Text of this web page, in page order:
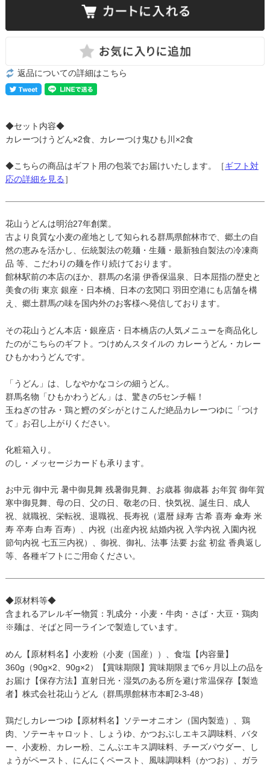
返品についての詳細はこちら
◆セット内容◆
カレーつけうどん×2食、カレーつけ鬼ひも川×2食
◆こちらの商品はギフト用の包装でお届けいたします。［ギフト対
応の詳細を見る ］
花山うどんは明治27年創業。
古より良質な小麦の産地として知られる群馬県館林市で、郷土の自
然の恵みを活かし、伝統製法の乾麺・生麺・最新独自製法の冷凍商
品 等、こだわりの麺を作り続けております。
館林駅前の本店のほか、群馬の名湯 伊香保温泉、日本屈指の歴史と
美食の街 東京 銀座・日本橋、日本の玄関口 羽田空港にも店舗を構
え、郷土群馬の味を国内外のお客様へ発信しております。
その花山うどん本店・銀座店・日本橋店の人気メニューを商品化し
たのがこちらのギフト。つけめんスタイルの カレーうどん・カレー
ひもかわうどんです。
「うどん」は、しなやかなコシの細うどん。
群馬名物「ひもかわうどん」は、驚きの5センチ幅！
玉ねぎの甘み・鶏と鰹のダシがとけこんだ絶品カレーつゆに「つけ
て」お召し上がりください。
化粧箱入り。
のし・メッセージカードも承ります。
お中元 御中元 暑中御見舞 残暑御見舞、お歳暮 御歳暮 お年賀 御年賀
寒中御見舞、母の日、父の日、敬老の日、快気祝、誕生日、成人
祝、就職祝、栄転祝、退職祝、長寿祝（還暦 緑寿 古希 喜寿 傘寿 米
寿 卒寿 白寿 百寿）、内祝（出産内祝 結婚内祝 入学内祝 入園内祝
節句内祝 七五三内祝）、御祝、御礼、法事 法要 お盆 初盆 香典返し
等、各種ギフトにご用命ください。
◆原材料等◆
含まれるアレルギー物質：乳成分・小麦・牛肉・さば・大豆・鶏肉
※麺は、そばと同一ラインで製造しています。
めん【原材料名】小麦粉（小麦（国産））、食塩【内容量】
360g（90g×2、90g×2）【賞味期限】賞味期限まで6ヶ月以上の品を
お届け【保存方法】直射日光・湿気のある所を避け常温保存【製造
者】株式会社花山うどん（群馬県館林市本町2-3-48）
鶏だしカレーつゆ【原材料名】ソテーオニオン（国内製造）、鶏
肉、ソテーキャロット、しょうゆ、かつおぶしエキス調味料、バタ
ー、小麦粉、カレー粉、こんぶエキス調味料、チーズパウダー、し
ょうがペースト、にんにくペースト、風味調味料（かつお）、ガラ